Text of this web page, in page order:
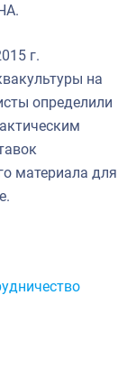
г.
на
определили
материала для